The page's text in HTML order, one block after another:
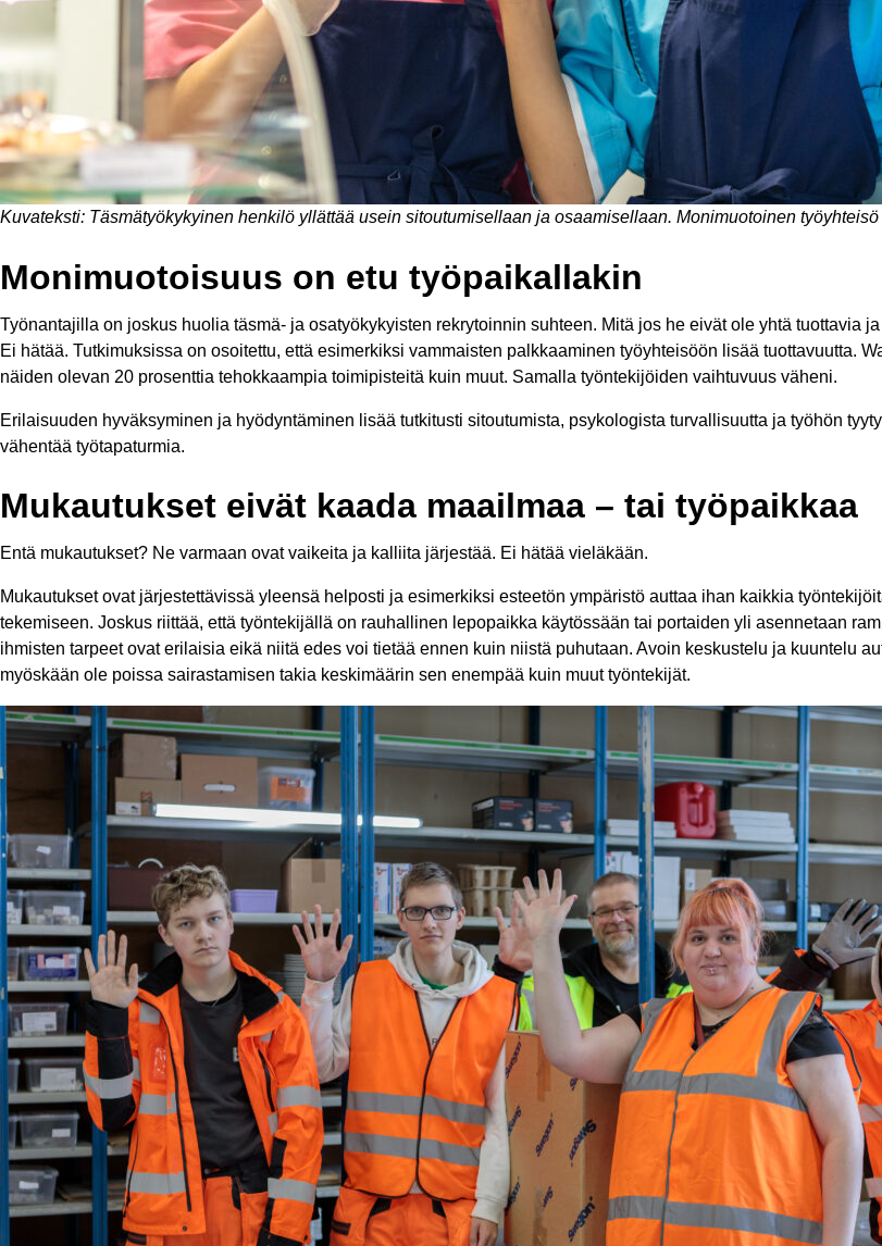
Kuvateksti: Täsmätyökykyinen henkilö yllättää usein sitoutumisellaan ja osaamisellaan. Monimuotoinen
Monimuotoisuus on etu työpaikallakin
Työnantajilla on joskus huolia täsmä- ja osatyökykyisten rekrytoinnin suhteen. Mitä jos he eivät ole yhtä tuottavia
Ei hätää. Tutkimuksissa on osoitettu, että esimerkiksi vammaisten palkkaaminen työyhteisöön lisää tuottavuutta.
näiden olevan 20 prosenttia tehokkaampia toimipisteitä kuin muut. Samalla työntekijöiden vaihtuvuus väheni.
Erilaisuuden hyväksyminen ja hyödyntäminen lisää tutkitusti sitoutumista, psykologista turvallisuutta ja työhön
vähentää työtapaturmia.
Mukautukset eivät kaada maailmaa – tai työpaikkaa
Entä mukautukset? Ne varmaan ovat vaikeita ja kalliita järjestää. Ei hätää vieläkään.
Mukautukset ovat järjestettävissä yleensä helposti ja esimerkiksi esteetön ympäristö auttaa ihan kaikkia
tekemiseen. Joskus riittää, että työntekijällä on rauhallinen lepopaikka käytössään tai portaiden yli asennetaan
ihmisten tarpeet ovat erilaisia eikä niitä edes voi tietää ennen kuin niistä puhutaan. Avoin keskustelu ja kuuntelu
myöskään ole poissa sairastamisen takia keskimäärin sen enempää kuin muut työntekijät.